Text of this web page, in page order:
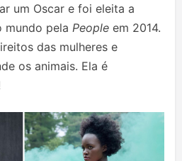
um Oscar e foi eleita a
mundo pela People em 2014.
das mulheres e
os animais. Ela é